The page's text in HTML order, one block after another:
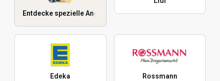
Entdecke spezielle Angebote
Edeka Rossmann